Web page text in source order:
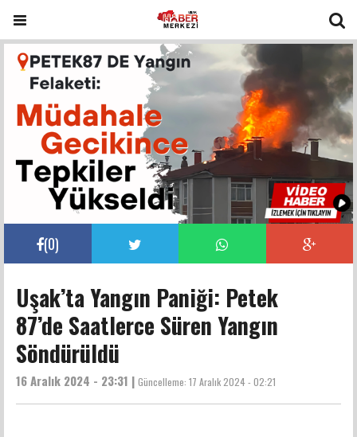
(0)
Uşak’ta Yangın Paniği: Petek
87’de Saatlerce Süren Yangın
Söndürüldü
16 Aralık 2024 - 23:31 | Güncelleme: 17 Aralık 2024 - 02:21